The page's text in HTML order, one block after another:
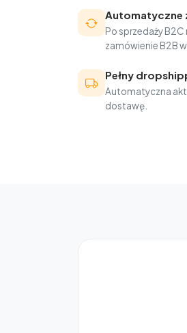
Automatyczne
Po sprzedaży
zamówienie B2B
Pełny
Automatyczna
dostawę.